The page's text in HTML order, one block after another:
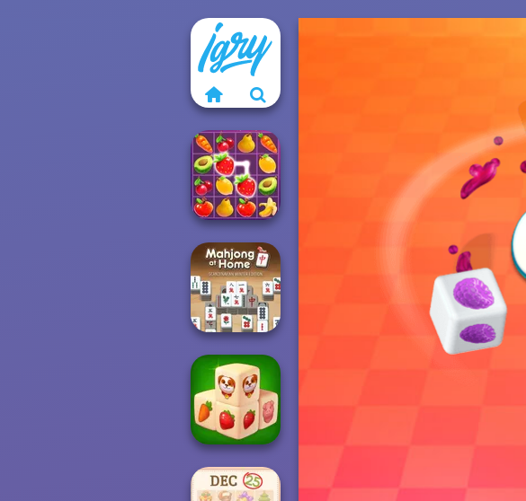
Fruit Mahjong
Mahjong At
Home -
Scandinavian...